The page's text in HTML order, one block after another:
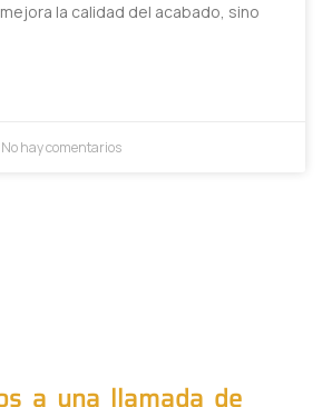
la calidad del acabado, sino
No hay comentarios
a una llamada de